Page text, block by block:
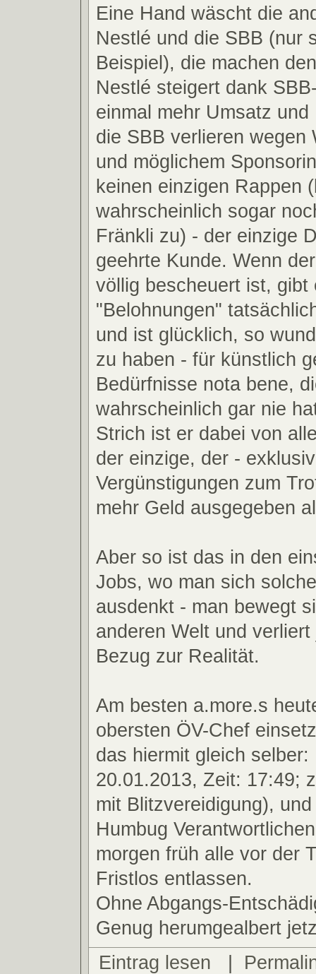
Eine Hand wäscht die
Nestlé und die SBB (nur
Beispiel), die machen
Nestlé steigert dank
einmal mehr Umsatz
die SBB verlieren wegen
und möglichem
keinen einzigen Rappen
wahrscheinlich sogar
Fränkli zu) - der einzige
geehrte Kunde. Wenn
völlig bescheuert ist, gibt
"Belohnungen"
und ist glücklich, so
zu haben - für künstlich
Bedürfnisse nota bene,
wahrscheinlich gar nie
Strich ist er dabei von
der einzige, der -
Vergünstigungen zum
mehr Geld ausgegeben
Aber so ist das in den
Jobs, wo man sich
ausdenkt - man bewegt
anderen Welt und
Bezug zur Realität.
Am besten a.more.s
obersten ÖV-Chef
das hiermit gleich selber:
20.01.2013, Zeit: 17:49;
mit Blitzvereidigung),
Humbug
morgen früh alle vor der
Fristlos entlassen.
Ohne Abgangs-
Genug herumgealbert
Eintrag lesen